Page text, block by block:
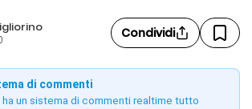
Condividi
di commenti
ha un sistema di commenti realtime tutto